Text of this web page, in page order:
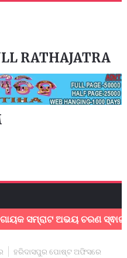
RATHAJATRA
ସମ୍ରାଟ ଅଭୟ ଚରଣ ସ୍ଵାଇଁଙ୍କ
ହରିଦାସପୁର ପୋଷ୍ଟ ଅଫିସରେ